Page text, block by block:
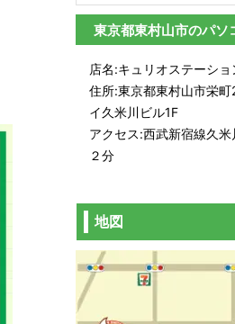
東京都東村山市のパソ
店名:キュリオステーシ
住所:東京都東村山市栄
イ久米川ビル1F
アクセス:西武新宿線久
２分
地図